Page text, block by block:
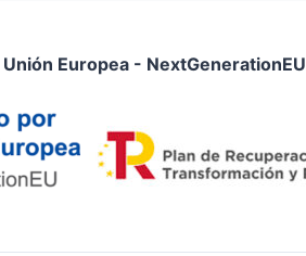
Europea - NextGenerationEU